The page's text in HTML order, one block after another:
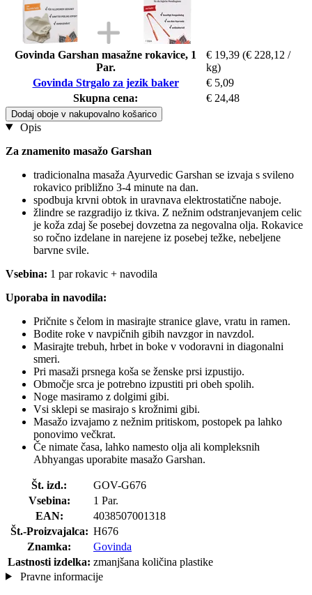
Govinda Garshan masažne rokavice, 1
Par.
€ 19,39 (€ 228,12 /
kg)
Govinda Strgalo za jezik baker
€ 5,09
Skupna cena:
€ 24,48
Dodaj oboje v nakupovalno košarico
Opis
Za znamenito masažo Garshan
tradicionalna masaža Ayurvedic Garshan se izvaja s svileno
rokavico približno 3-4 minute na dan.
spodbuja krvni obtok in uravnava elektrostatične naboje.
žlindre se razgradijo iz tkiva. Z nežnim odstranjevanjem celic
je koža zdaj še posebej dovzetna za negovalna olja. Rokavice
so ročno izdelane in narejene iz posebej težke, nebeljene
barvne svile.
Vsebina: 1 par rokavic + navodila
Uporaba in navodila:
Pričnite s čelom in masirajte stranice glave, vratu in ramen.
Bodite roke v navpičnih gibih navzgor in navzdol.
Masirajte trebuh, hrbet in boke v vodoravni in diagonalni
smeri.
Pri masaži prsnega koša se ženske prsi izpustijo.
Območje srca je potrebno izpustiti pri obeh spolih.
Noge masiramo z dolgimi gibi.
Vsi sklepi se masirajo s krožnimi gibi.
Masažo izvajamo z nežnim pritiskom, postopek pa lahko
ponovimo večkrat.
Če nimate časa, lahko namesto olja ali kompleksnih
Abhyangas uporabite masažo Garshan.
Št. izd.:
GOV-G676
Vsebina:
1 Par.
EAN:
4038507001318
Št.-Proizvajalca: H676
Znamka:
Govinda
Lastnosti izdelka: zmanjšana količina plastike
Pravne informacije